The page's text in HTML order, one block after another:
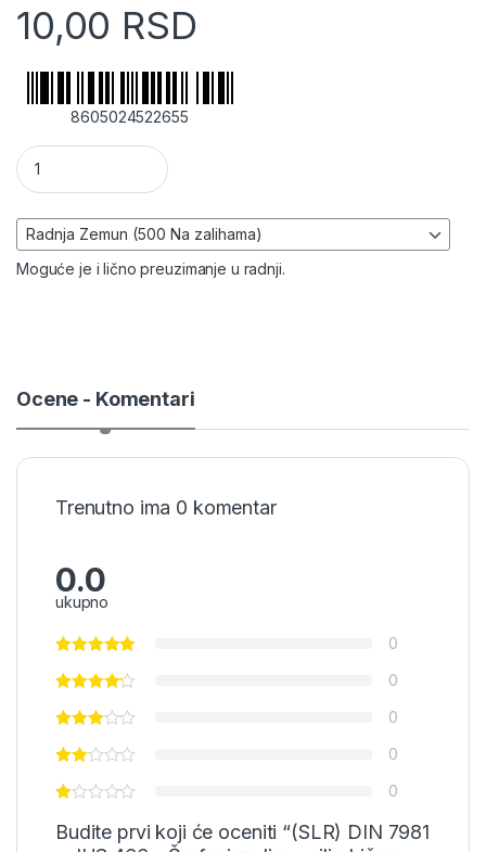
10,00 RSD
8605024522655
(SLR) DIN 7981 - JUS 466 - Šrafovi za lim - cilindrična glava
Moguće je i lično preuzimanje u radnji.
Ocene - Komentari
Trenutno ima 0 komentar
0.0
ukupno
0
0
0
0
0
Budite prvi koji će oceniti “(SLR) DIN 7981